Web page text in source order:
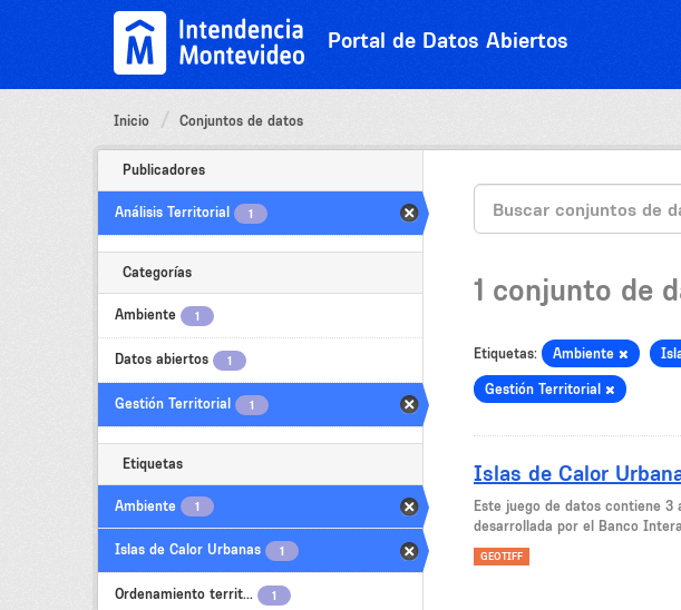
Portal de Datos Abiertos
Inicio Conjuntos de datos
Publicadores
Análisis Territorial 1
Categorías
Ambiente 1
Datos abiertos 1
Gestión Territorial 1
Etiquetas
Ambiente 1
Islas de Calor Urbanas 1
Ordenamiento territ... 1
1 conjunto de
Etiquetas: Ambiente
Gestión Territorial
Islas de Calor
Este juego de datos contiene
desarrollada por el Banco
GEOTIFF